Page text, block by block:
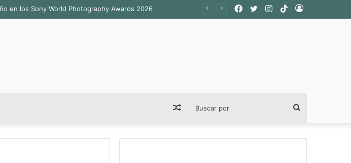
en los Sony World Photography Awards 2026 Acceso
TikTok
Instagram
Twitter
Facebook
por
Publicación
al